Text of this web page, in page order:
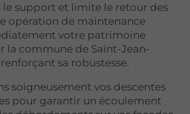
le support et limite le retour des
opération de maintenance
votre patrimoine
la commune de Saint-Jean-
sa robustesse.
soigneusement vos descentes
pour garantir un écoulement